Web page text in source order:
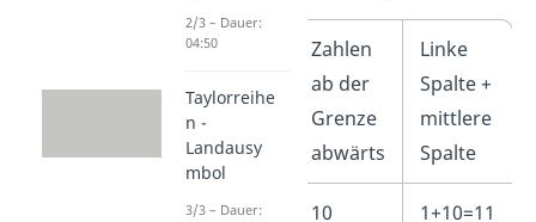
Zahlen
Zahlen
ab der
Grenze
abwärts
Linke
Spalte +
mittlere
Spalte
1 10 1+10=11
2/3 – Dauer:
04:50
Taylorreihe
n -
Landausy
mbol
3/3 – Dauer: